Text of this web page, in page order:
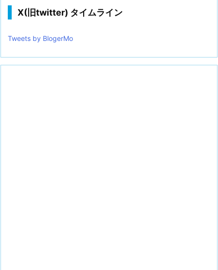
X(旧twitter) タイムライン
Tweets by BlogerMo